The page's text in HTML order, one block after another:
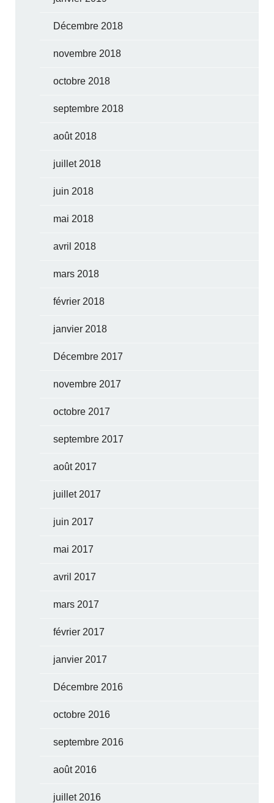
Décembre 2018
novembre 2018
octobre 2018
septembre 2018
août 2018
juillet 2018
juin 2018
mai 2018
avril 2018
mars 2018
février 2018
janvier 2018
Décembre 2017
novembre 2017
octobre 2017
septembre 2017
août 2017
juillet 2017
juin 2017
mai 2017
avril 2017
mars 2017
février 2017
janvier 2017
Décembre 2016
octobre 2016
septembre 2016
août 2016
juillet 2016